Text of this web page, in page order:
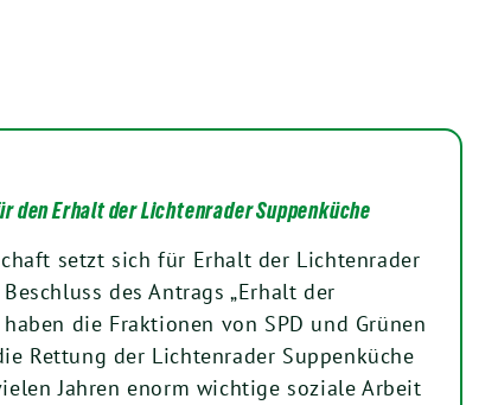
den Erhalt der Lichtenrader Suppenküche
setzt sich für Erhalt der Lichtenrader
des Antrags „Erhalt der
die Fraktionen von SPD und Grünen
Rettung der Lichtenrader Suppenküche
Jahren enorm wichtige soziale Arbeit